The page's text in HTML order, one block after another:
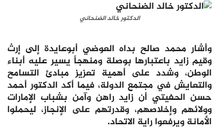
الدكتور خالد الضنحاني
وأشار محمد صالح بداه العوضي أبوعايدة إلى إرث
وقيم زايد باعتبارها بوصلة ومنهجاً يسير عليه أبناء
الوطن، وشدد على أهمية تعزيز مبادئ التسامح
والتعايش في مجتمع الدولة، فيما أكد الدكتور أحمد
حسن الحفيتي أن زايد راهن وآمن بشباب الإمارات
وولائهم وإخلاصهم، وقدرتهم على الإنجاز، ليحملوا
الأمانة ويرفعوا راية الاتحاد.